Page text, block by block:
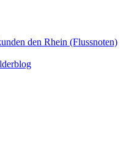
den Rhein (Flussnoten)